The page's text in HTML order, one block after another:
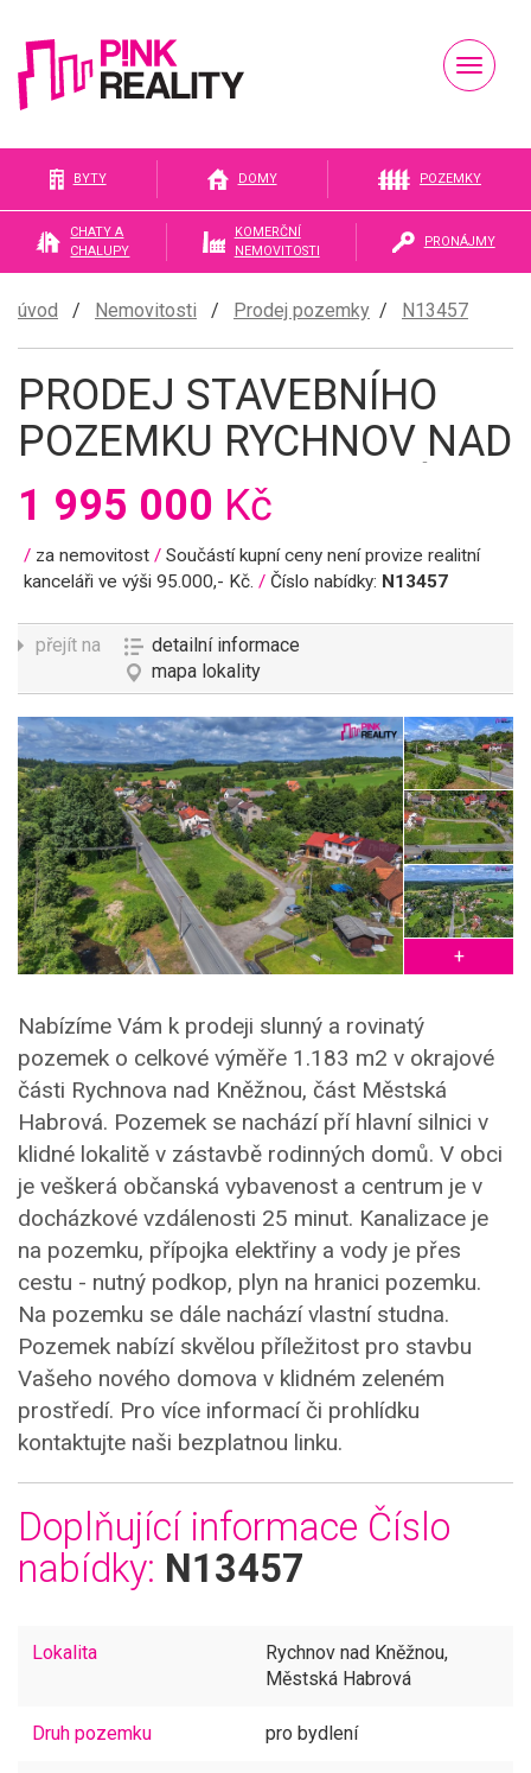
Pink
reality
BYTY DOMY POZEMKY
CHATY A
CHALUPY
KOMERČNÍ
NEMOVITOSTI
PRONÁJMY
úvod / Nemovitosti / Prodej pozemky / N13457
PRODEJ STAVEBNÍHO
POZEMKU RYCHNOV NAD
KNĚŽNOU - MĚSTSKÁ
HABROVÁ
1 995 000 Kč
/ za nemovitost / Součástí kupní ceny není provize realitní
kanceláři ve výši 95.000,- Kč. / Číslo nabídky: N13457
přejít na
detailní informace
mapa lokality
+
Nabízíme Vám k prodeji slunný a rovinatý
pozemek o celkové výměře 1.183 m2 v okrajové
části Rychnova nad Kněžnou, část Městská
Habrová. Pozemek se nachází pří hlavní silnici v
klidné lokalitě v zástavbě rodinných domů. V obci
je veškerá občanská vybavenost a centrum je v
docházkové vzdálenosti 25 minut. Kanalizace je
na pozemku, přípojka elektřiny a vody je přes
cestu - nutný podkop, plyn na hranici pozemku.
Na pozemku se dále nachází vlastní studna.
Pozemek nabízí skvělou příležitost pro stavbu
Vašeho nového domova v klidném zeleném
prostředí. Pro více informací či prohlídku
kontaktujte naši bezplatnou linku.
Doplňující informace Číslo
nabídky: N13457
Lokalita
Rychnov nad Kněžnou,
Městská Habrová
Druh pozemku pro bydlení